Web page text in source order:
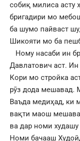
собиқ милиса асту
бригадири мо
ба шумо пайваст
Шикояти мо ба
Ному насаби ин
Давлатович аст.
Кори мо стройка
рӯз дода мешавад.
Ваъда медиҳад, ки
вақти маош
ва дар номи
Номи бачааш